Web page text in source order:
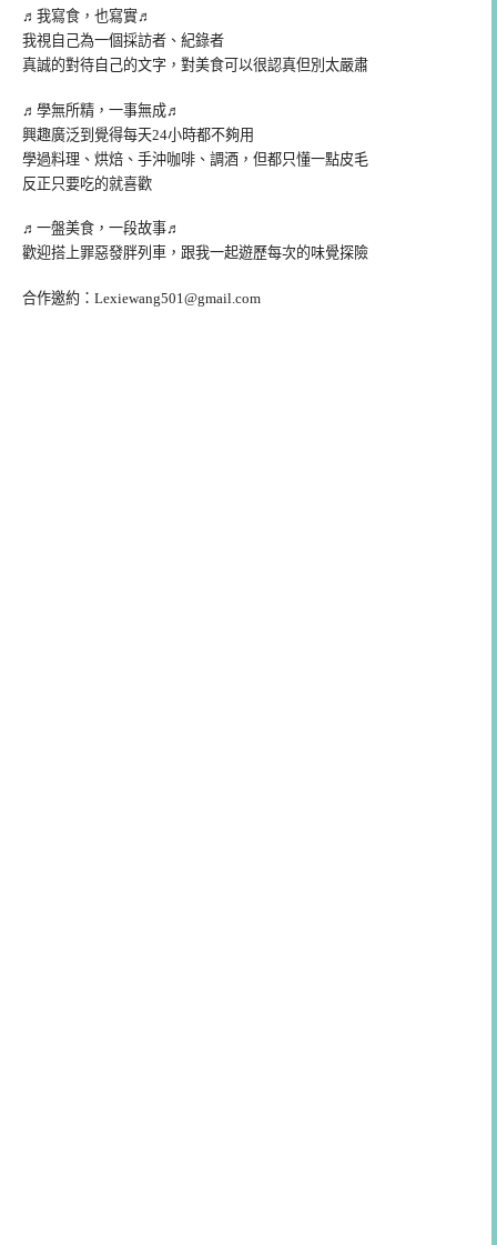
♬我寫食，也寫實♬
我視自己為一個採訪者、紀錄者
真誠的對待自己的文字，對美食可以很認真但別太嚴肅
♬學無所精，一事無成♬
興趣廣泛到覺得每天24小時都不夠用
學過料理、烘焙、手沖咖啡、調酒，但都只懂一點皮毛
反正只要吃的就喜歡
♬一盤美食，一段故事♬
歡迎搭上罪惡發胖列車，跟我一起遊歷每次的味覺探險
合作邀約： Lexiewang501@gmail.com